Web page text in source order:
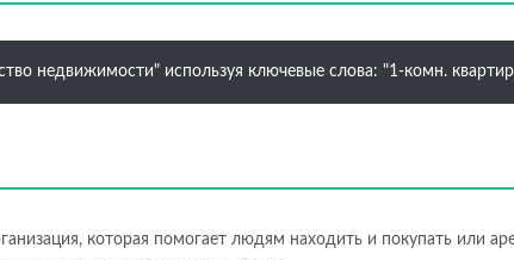
недвижимости" используя ключевые слова: "1-комн.
которая помогает людям находить и покупать или